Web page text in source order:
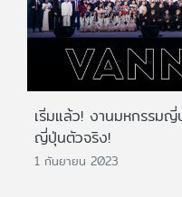
เริ่มแล้ว! งานมหกรรม
ญี่ปุ่นตัวจริง!
1 กันยายน 2023